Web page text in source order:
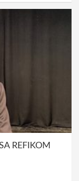
REFIKOM